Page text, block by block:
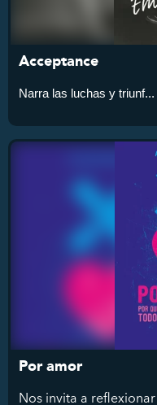
Acceptance
Narra las luchas y triunf...
Por amor
Nos invita a